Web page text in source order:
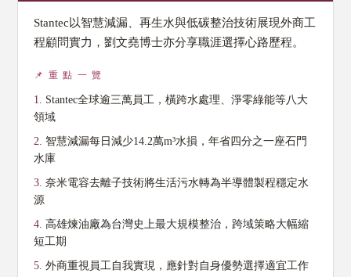
Stantec以智慧減漏、再生水與低碳整治技術展現外商工
程顧問實力，劉文堯博士亦分享職涯選擇心路歷程。
📌 重 點 一 覽
1. Stantec全球逾三萬員工，橫跨水處理、淨零綠能等八大
領域
2. 智慧減漏每日減少14.2萬m³水損，年省四分之一座石門
水庫
3. 奈米電容去離子技術將生活污水轉為半導體製程穩定水
源
4. 高雄煉油廠為台灣史上最大規模整治，跨域策略大幅縮
短工期
5. 外商重視員工自我實現，應針對自身優勢選擇適宜工作